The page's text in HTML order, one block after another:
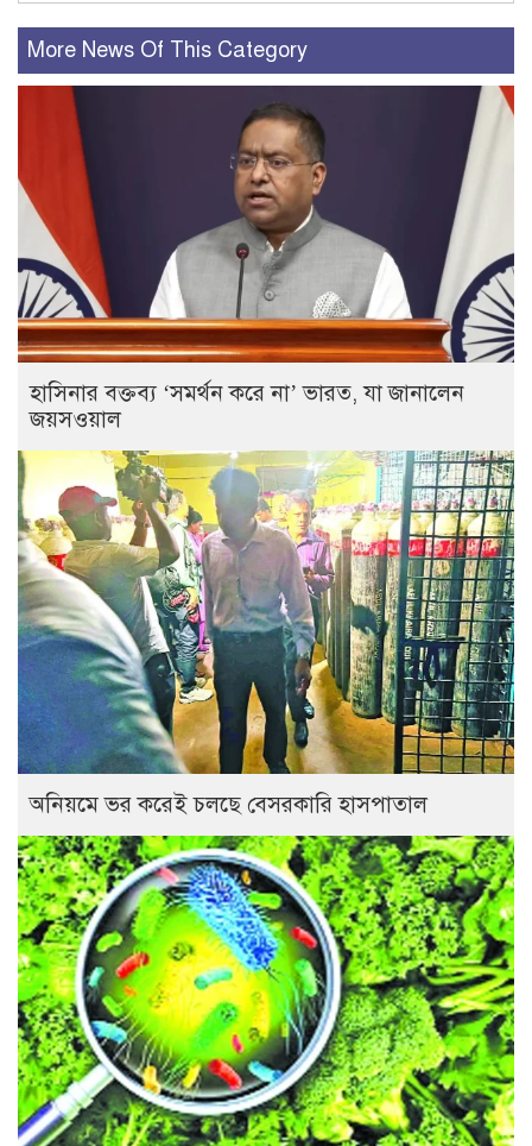
More News Of This Category
হাসিনার বক্তব্য ‘সমর্থন করে না’ ভারত, যা জানালেন
জয়সওয়াল
অনিয়মে ভর করেই চলছে বেসরকারি হাসপাতাল